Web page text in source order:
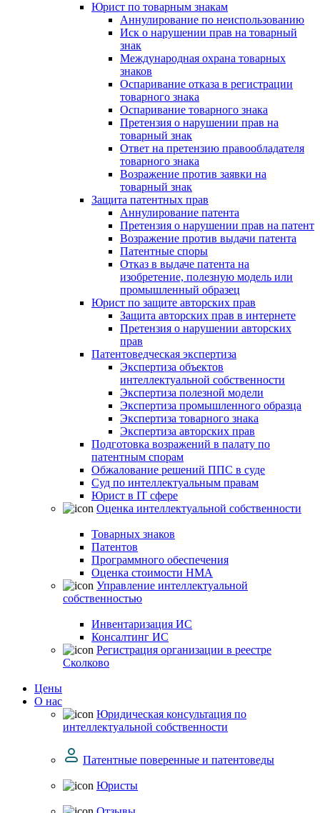
Юрист по товарным знакам
Аннулирование по неиспользованию
Иск о нарушении прав на товарный
знак
Международная охрана товарных
знаков
Оспаривание отказа в регистрации
товарного знака
Оспаривание товарного знака
Претензия о нарушении прав на
товарный знак
Ответ на претензию правообладателя
товарного знака
Возражение против заявки на
товарный знак
Защита патентных прав
Аннулирование патента
Претензия о нарушении прав на патент
Возражение против выдачи патента
Патентные споры
Отказ в выдаче патента на
изобретение, полезную модель или
промышленный образец
Юрист по защите авторских прав
Защита авторских прав в интернете
Претензия о нарушении авторских
прав
Патентоведческая экспертиза
Экспертиза объектов
интеллектуальной собственности
Экспертиза полезной модели
Экспертиза промышленного образца
Экспертиза товарного знака
Экспертиза авторских прав
Подготовка возражений в палату по
патентным спорам
Обжалование решений ППС в суде
Суд по интеллектуальным правам
Юрист в IT сфере
Оценка интеллектуальной собственности
Товарных знаков
Патентов
Программного обеспечения
Оценка стоимости НМА
Управление интеллектуальной
собственностью
Инвентаризация ИС
Консалтинг ИС
Регистрация организации в реестре
Сколково
Цены
О нас
Юридическая консультация по
интеллектуальной собственности
Патентные поверенные и патентоведы
Юристы